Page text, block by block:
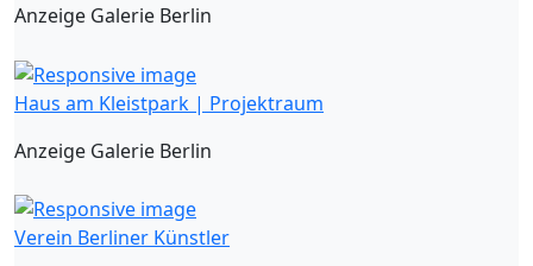
Anzeige Galerie Berlin
Haus am Kleistpark | Projektraum
Anzeige Galerie Berlin
Verein Berliner Künstler